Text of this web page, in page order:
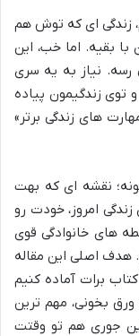
زندگی ای که توش هم
بقیه. اما خب، این
نیاز به یه سری
توی زندگیمون پیاده
های زندگی برتر»
نقشه ای که بهت
امروز، خودت رو
های خانوادگی قوی
هدف اصلی این مقاله
برات آماده کنیم
بخونی، مهم ترین
جوری هم تو وقتت